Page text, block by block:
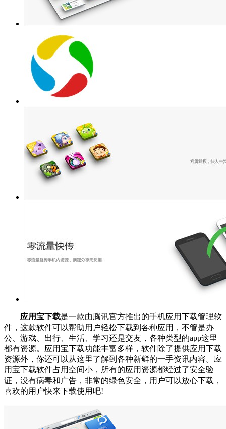
应用宝下载是一款由腾讯官方推出的手机应用下载管理软
件，这款软件可以帮助用户轻松下载到各种应用，不管是办
公、游戏、出行、生活、学习还是交友，各种类型的app这里
都有资源。应用宝下载功能丰富多样，软件除了提供应用下载
资源外，你还可以从这里了解到各种新鲜的一手资讯内容。应
用宝下载软件占用空间小，所有的应用资源都经过了安全验
证，没有病毒和广告，非常的绿色安全，用户可以放心下载，
喜欢的用户快来下载使用吧!